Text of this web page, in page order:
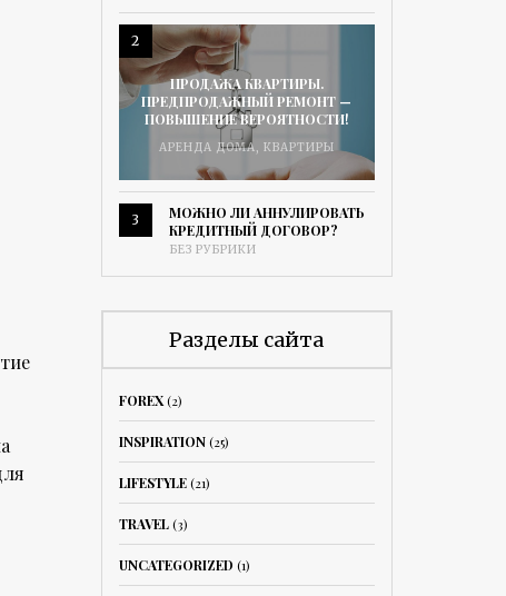
2
ПРОДАЖА КВАРТИРЫ.
ПРЕДПРОДАЖНЫЙ РЕМОНТ —
ПОВЫШЕНИЕ ВЕРОЯТНОСТИ!
АРЕНДА ДОМА, КВАРТИРЫ
3
МОЖНО ЛИ АННУЛИРОВАТЬ
КРЕДИТНЫЙ ДОГОВОР?
БЕЗ РУБРИКИ
Разделы сайта
FOREX(2)
INSPIRATION(25)
LIFESTYLE(21)
TRAVEL(3)
UNCATEGORIZED (1)